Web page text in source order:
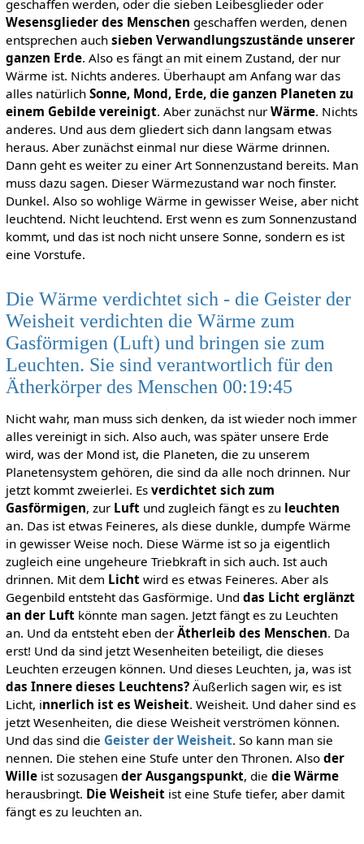
geschaffen werden, oder die sieben Leibesglieder oder
Wesensglieder des Menschen geschaffen werden, denen
entsprechen auch sieben Verwandlungszustände unserer
ganzen Erde. Also es fängt an mit einem Zustand, der nur
Wärme ist. Nichts anderes. Überhaupt am Anfang war das
alles natürlich Sonne, Mond, Erde, die ganzen Planeten zu
einem Gebilde vereinigt. Aber zunächst nur Wärme. Nichts
anderes. Und aus dem gliedert sich dann langsam etwas
heraus. Aber zunächst einmal nur diese Wärme drinnen.
Dann geht es weiter zu einer Art Sonnenzustand bereits. Man
muss dazu sagen. Dieser Wärmezustand war noch finster.
Dunkel. Also so wohlige Wärme in gewisser Weise, aber nicht
leuchtend. Nicht leuchtend. Erst wenn es zum Sonnenzustand
kommt, und das ist noch nicht unsere Sonne, sondern es ist
eine Vorstufe.
Die Wärme verdichtet sich - die Geister der
Weisheit verdichten die Wärme zum
Gasförmigen (Luft) und bringen sie zum
Leuchten. Sie sind verantwortlich für den
Ätherkörper des Menschen 00:19:45
Nicht wahr, man muss sich denken, da ist wieder noch immer
alles vereinigt in sich. Also auch, was später unsere Erde
wird, was der Mond ist, die Planeten, die zu unserem
Planetensystem gehören, die sind da alle noch drinnen. Nur
jetzt kommt zweierlei. Es verdichtet sich zum
Gasförmigen, zur Luftund zugleich fängt es zu leuchten
an. Das ist etwas Feineres, als diese dunkle, dumpfe Wärme
in gewisser Weise noch. Diese Wärme ist so ja eigentlich
zugleich eine ungeheure Triebkraft in sich auch. Ist auch
drinnen. Mit dem Lichtwird es etwas Feineres. Aber als
Gegenbild entsteht das Gasförmige. Und das Licht erglänzt
an der Luftkönnte man sagen. Jetzt fängt es zu Leuchten
an. Und da entsteht eben der Ätherleib des Menschen. Da
erst! Und da sind jetzt Wesenheiten beteiligt, die dieses
Leuchten erzeugen können. Und dieses Leuchten, ja, was ist
das Innere dieses Leuchtens?Äußerlich sagen wir, es ist
Licht, innerlich ist es Weisheit. Weisheit. Und daher sind es
jetzt Wesenheiten, die diese Weisheit verströmen können.
Und das sind die Geister der Weisheit. So kann man sie
nennen. Die stehen eine Stufe unter den Thronen. Also der
Willeist sozusagen der Ausgangspunkt, die die Wärme
herausbringt. Die Weisheitist eine Stufe tiefer, aber damit
fängt es zu leuchten an.